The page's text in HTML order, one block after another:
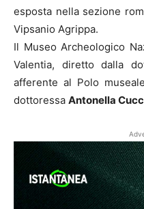
esposta nella sezione
Vipsanio Agrippa.
Il Museo Archeologico
Valentia, diretto dalla
afferente al Polo
dottoressa Antonella